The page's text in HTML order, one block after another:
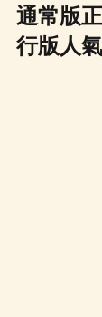
通常版
行版人氣